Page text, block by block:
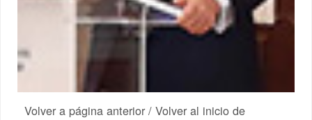
Volver a página anterior / Volver al inicio de